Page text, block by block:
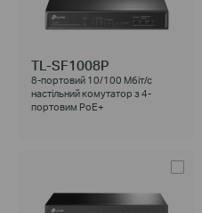
TL-SF1008P
8-портовий 10/100 Мбіт/с
настільний комутатор з 4-
портовим PoE+